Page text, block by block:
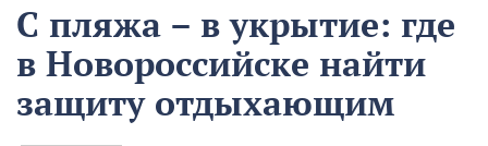
С пляжа – в укрытие: где
в Новороссийске найти
защиту отдыхающим